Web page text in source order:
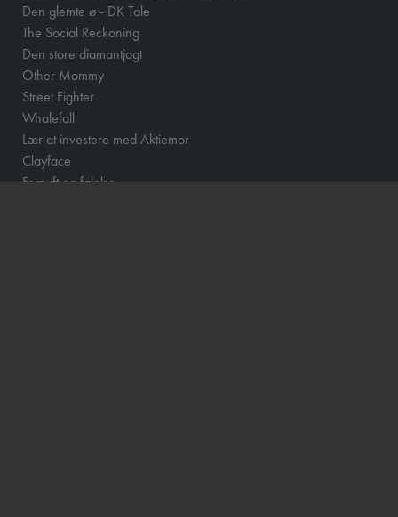
Den glemte ø - DK Tale
The Social Reckoning
Den store diamantjagt
Other Mommy
Street Fighter
Whalefall
Lær at investere med Aktiemor
Clayface
Fornuft og følelse